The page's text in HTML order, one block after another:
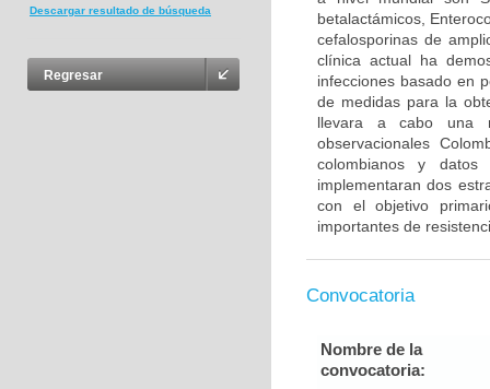
Descargar resultado de búsqueda
Regresar
betalactámicos,
cefalosporinas de
clínica actual ha
infecciones basado en
de medidas para la
llevara a cabo una
observacionales
colombianos y
implementaran dos
con el objetivo
importantes de
Convocatoria
Nombre de la
convocatoria: